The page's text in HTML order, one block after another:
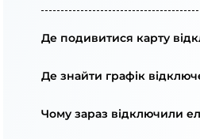
Де подивитися карту
Де знайти графік
Чому зараз відключили